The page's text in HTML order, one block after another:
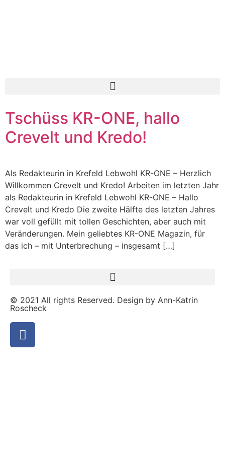
Tschüss KR-ONE, hallo
Crevelt und Kredo!
Als Redakteurin in Krefeld Lebwohl KR-ONE – Herzlich
Willkommen Crevelt und Kredo! Arbeiten im letzten Jahr
als Redakteurin in Krefeld Lebwohl KR-ONE – Hallo
Crevelt und Kredo Die zweite Hälfte des letzten Jahres
war voll gefüllt mit tollen Geschichten, aber auch mit
Veränderungen. Mein geliebtes KR-ONE Magazin, für
das ich – mit Unterbrechung – insgesamt […]
© 2021 All rights Reserved. Design by Ann-Katrin
Roscheck